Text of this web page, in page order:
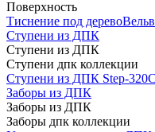
Поверхность
Тиснение под дерево
Ступени из ДПК
Ступени из ДПК
Ступени дпк коллекции
Ступени из ДПК Step-320
Заборы из ДПК
Заборы из ДПК
Заборы дпк коллекции